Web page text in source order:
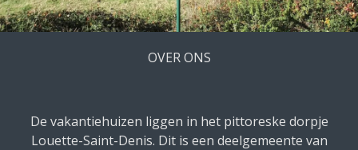
OVER ONS
De vakantiehuizen liggen in het pittoreske dorpje
Louette-Saint-Denis. Dit is een deelgemeente van